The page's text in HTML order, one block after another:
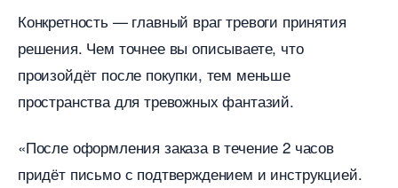
Конкретность — главный враг тревоги принятия
решения. Чем точнее вы описываете, что
произойдёт после покупки, тем меньше
пространства для тревожных фантазий.
«После оформления заказа в течение 2 часо
придёт письмо с подтверждением и инструкцией.